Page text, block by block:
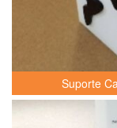
Suporte